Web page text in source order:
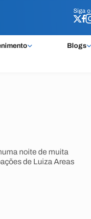
Siga o
Blogs
Siga o
noite de muita
de Luiza Areas